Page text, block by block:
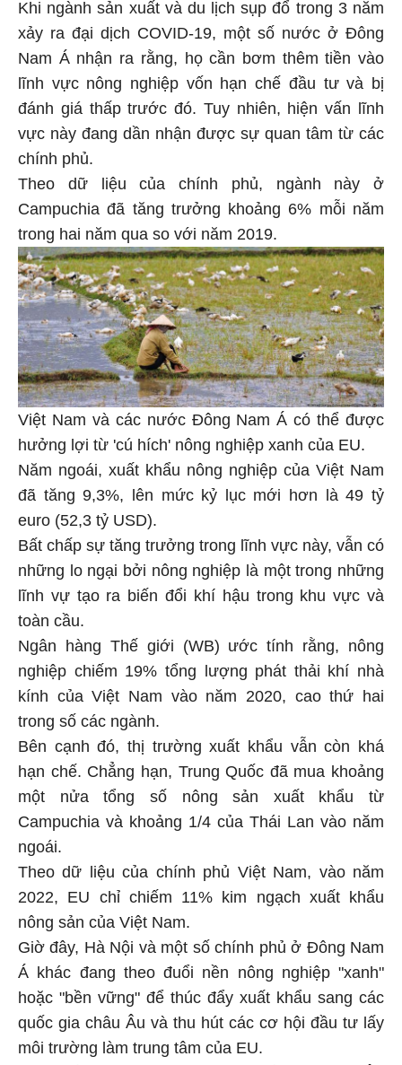
Khi ngành sản xuất và du lịch sụp đổ trong 3 năm
xảy ra đại dịch COVID-19, một số nước ở Đông
Nam Á nhận ra rằng, họ cần bơm thêm tiền vào
lĩnh vực nông nghiệp vốn hạn chế đầu tư và bị
đánh giá thấp trước đó. Tuy nhiên, hiện vấn lĩnh
vực này đang dần nhận được sự quan tâm từ các
chính phủ.
Theo dữ liệu của chính phủ, ngành này ở
Campuchia đã tăng trưởng khoảng 6% mỗi năm
trong hai năm qua so với năm 2019.
Việt Nam và các nước Đông Nam Á có thể được
hưởng lợi từ 'cú hích' nông nghiệp xanh của EU.
Năm ngoái, xuất khẩu nông nghiệp của Việt Nam
đã tăng 9,3%, lên mức kỷ lục mới hơn là 49 tỷ
euro (52,3 tỷ USD).
Bất chấp sự tăng trưởng trong lĩnh vực này, vẫn có
những lo ngại bởi nông nghiệp là một trong những
lĩnh vự tạo ra biến đổi khí hậu trong khu vực và
toàn cầu.
Ngân hàng Thế giới (WB) ước tính rằng, nông
nghiệp chiếm 19% tổng lượng phát thải khí nhà
kính của Việt Nam vào năm 2020, cao thứ hai
trong số các ngành.
Bên cạnh đó, thị trường xuất khẩu vẫn còn khá
hạn chế. Chẳng hạn, Trung Quốc đã mua khoảng
một nửa tổng số nông sản xuất khẩu từ
Campuchia và khoảng 1/4 của Thái Lan vào năm
ngoái.
Theo dữ liệu của chính phủ Việt Nam, vào năm
2022, EU chỉ chiếm 11% kim ngạch xuất khẩu
nông sản của Việt Nam.
Giờ đây, Hà Nội và một số chính phủ ở Đông Nam
Á khác đang theo đuổi nền nông nghiệp "xanh"
hoặc "bền vững" để thúc đẩy xuất khẩu sang các
quốc gia châu Âu và thu hút các cơ hội đầu tư lấy
môi trường làm trung tâm của EU.